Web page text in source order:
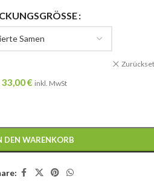
33,00€ inkl. MwSt
DEN WARENKORB